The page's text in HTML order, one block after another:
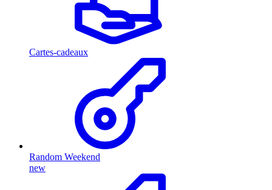
Cartes-cadeaux
Random Weekend
new